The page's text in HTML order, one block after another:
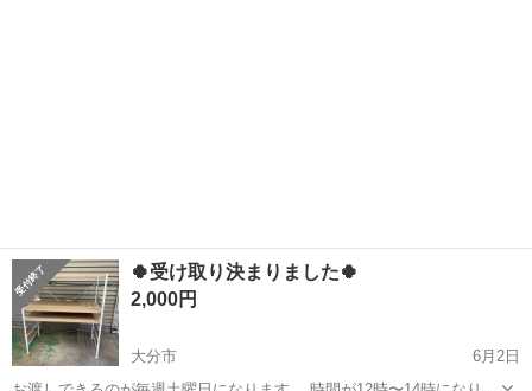
🍀受け取り決まりました🍀
2,000円
大分市
6月2日